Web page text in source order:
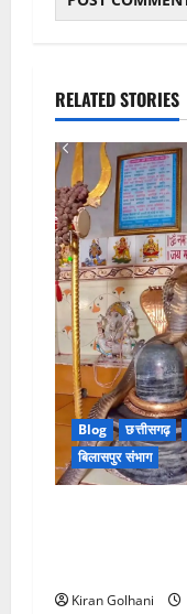
RELATED STORIES
Blog छत्तीसगढ़
बिलासपुर संभाग
Kiran Golhani